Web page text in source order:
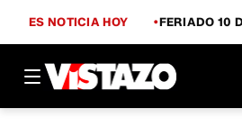
ES NOTICIA HOY FERIADO 10